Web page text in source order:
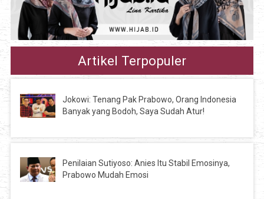
Artikel Terpopuler
Jokowi: Tenang Pak Prabowo, Orang Indonesia
Banyak yang Bodoh, Saya Sudah Atur!
Penilaian Sutiyoso: Anies Itu Stabil Emosinya,
Prabowo Mudah Emosi